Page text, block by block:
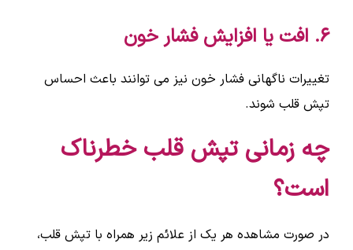
۶. افت یا افزایش فشار خون
تغییرات ناگهانی فشار خون نیز می توانند باعث احساس
تپش قلب شوند.
چه زمانی تپش قلب خطرناک
است؟
در صورت مشاهده هر یک از علائم زیر همراه با تپش قلب،